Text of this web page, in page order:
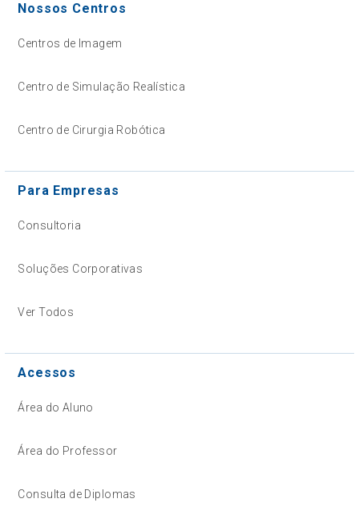
Nossos Centros
Centros de Imagem
Centro de Simulação Realística
Centro de Cirurgia Robótica
Para Empresas
Consultoria
Soluções Corporativas
Ver Todos
Acessos
Área do Aluno
Área do Professor
Consulta de Diplomas